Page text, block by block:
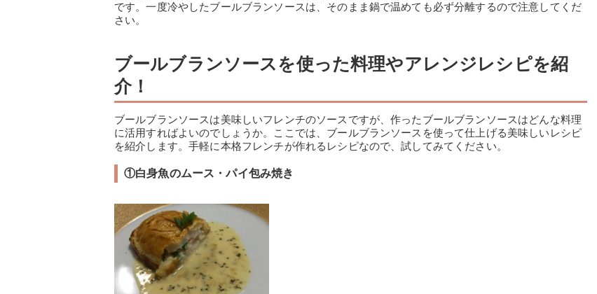
です。一度冷やしたブールブランソースは、そのまま鍋で温めても必ず分離するので注意してくだ
さい。
ブールブランソースを使った料理やアレンジレシピを紹
介！
ブールブランソースは美味しいフレンチのソースですが、作ったブールブランソースはどんな料理
に活用すればよいのでしょうか。ここでは、ブールブランソースを使って仕上げる美味しいレシピ
を紹介します。手軽に本格フレンチが作れるレシピなので、試してみてください。
①白身魚のムース・パイ包み焼き